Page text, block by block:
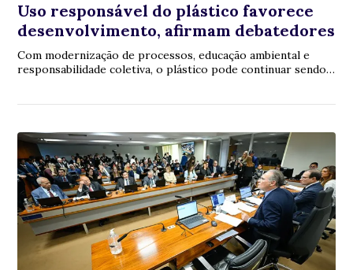
Uso responsável do plástico favorece
desenvolvimento, afirmam debatedores
Com modernização de processos, educação ambiental e
responsabilidade coletiva, o plástico pode continuar sendo